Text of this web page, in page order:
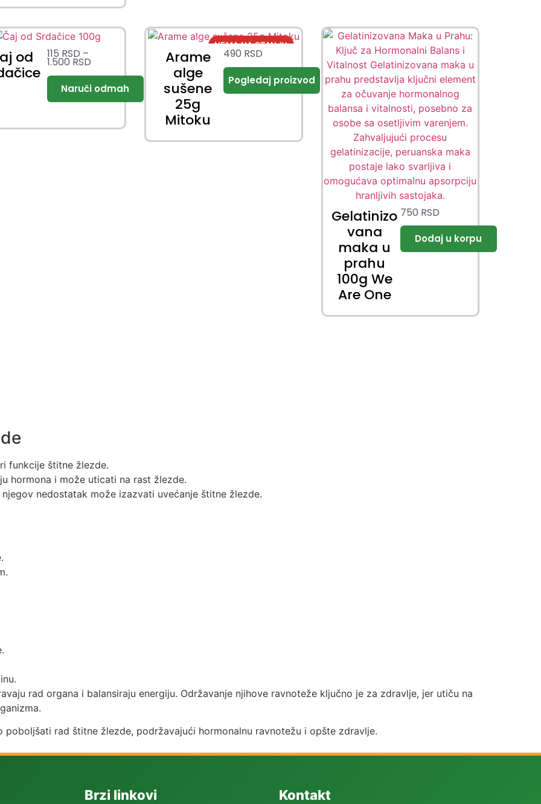
od
115 RSD –
1.500 RSD
Arame
alge
sušene
25g
Mitoku
490 RSD
Gelatinizo
vana
maka u
prahu
100g We
Are One
750 RSD
funkcije štitne žlezde.
hormona i može uticati na rast žlezde.
nedostatak može izazvati uvećanje štitne žlezde.
rad organa i balansiraju energiju. Održavanje njihove ravnoteže ključno je za zdravlje, jer utiču na
poboljšati rad štitne žlezde, podržavajući hormonalnu ravnotežu i opšte zdravlje.
Brzi linkovi Kontakt